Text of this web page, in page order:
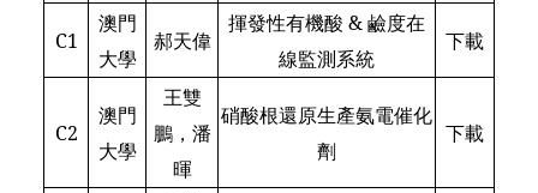
C1
澳門
大學
郝天偉
揮發性有機酸 & 鹼度在
線監測系統
下載
C2
澳門
大學
王雙
鵬，潘
暉
硝酸根還原生產氨電催化
劑
下載